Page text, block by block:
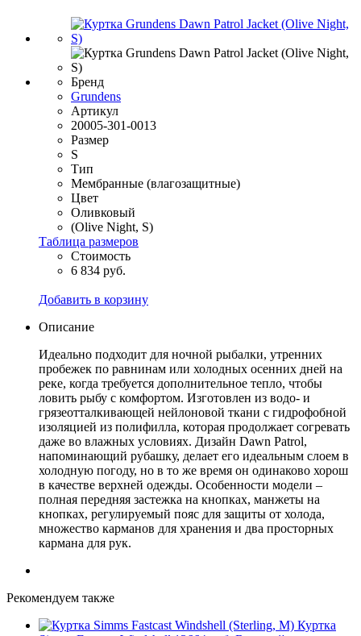
Бренд
Grundens
Артикул
20005-301-0013
Размер
S
Тип
Мембранные (влагозащитные)
Цвет
Оливковый
(Olive Night, S)
Таблица размеров
Стоимость
6 834 руб.
Добавить в корзину
Описание
Идеально подходит для ночной рыбалки, утренних
пробежек по равнинам или холодных осенних дней на
реке, когда требуется дополнительное тепло, чтобы
ловить рыбу с комфортом. Изготовлен из водо- и
грязеотталкивающей нейлоновой ткани с гидрофобной
изоляцией из полифилла, которая продолжает согревать
даже во влажных условиях. Дизайн Dawn Patrol,
напоминающий рубашку, делает его идеальным слоем в
холодную погоду, но в то же время он одинаково хорош
в качестве верхней одежды. Особенности модели –
полная передняя застежка на кнопках, манжеты на
кнопках, регулируемый пояс для защиты от холода,
множество карманов для хранения и два просторных
кармана для рук.
Рекомендуем также
Куртка